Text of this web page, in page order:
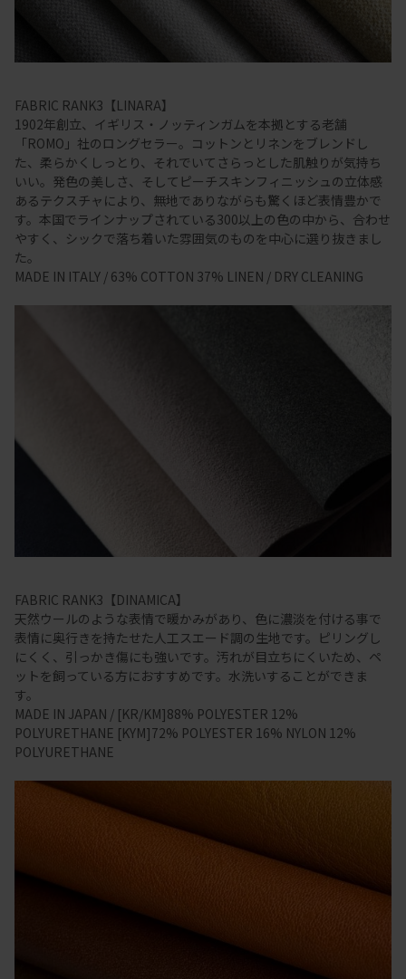
FABRIC RANK3【LINARA】
1902年創立、イギリス・ノッティンガムを本拠とする老舗
「ROMO」社のロングセラー。コットンとリネンをブレンドし
た、柔らかくしっとり、それでいてさらっとした肌触りが気持ち
いい。発色の美しさ、そしてピーチスキンフィニッシュの立体感
あるテクスチャにより、無地でありながらも驚くほど表情豊かで
す。本国でラインナップされている300以上の色の中から、合わせ
やすく、シックで落ち着いた雰囲気のものを中心に選り抜きまし
た。
MADE IN ITALY / 63% COTTON 37% LINEN / DRY CLEANING
FABRIC RANK3【DINAMICA】
天然ウールのような表情で暖かみがあり、色に濃淡を付ける事で
表情に奥行きを持たせた人工スエード調の生地です。ピリングし
にくく、引っかき傷にも強いです。汚れが目立ちにくいため、ペ
ットを飼っている方におすすめです。水洗いすることができま
す。
MADE IN JAPAN / [KR/KM]88% POLYESTER 12%
POLYURETHANE [KYM]72% POLYESTER 16% NYLON 12%
POLYURETHANE